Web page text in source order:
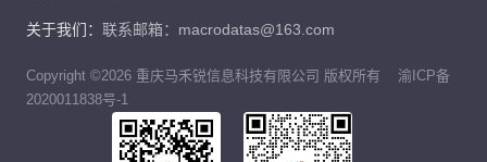
关于我们： 联系邮箱：macrodatas@163.com
Copyright ©2026 重庆马禾锐信息科技有限公司 版权所有
渝ICP备
2020011838号-1